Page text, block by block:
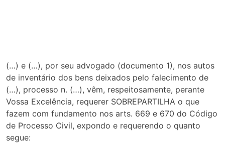
(…) e (…), por seu advogado (documento 1), nos autos
de inventário dos bens deixados pelo falecimento de
(…), processo n. (…), vêm, respeitosamente, perante
Vossa Excelência, requerer SOBREPARTILHA o que
fazem com fundamento nos arts. 669 e 670 do Código
de Processo Civil, expondo e requerendo o quanto
segue: